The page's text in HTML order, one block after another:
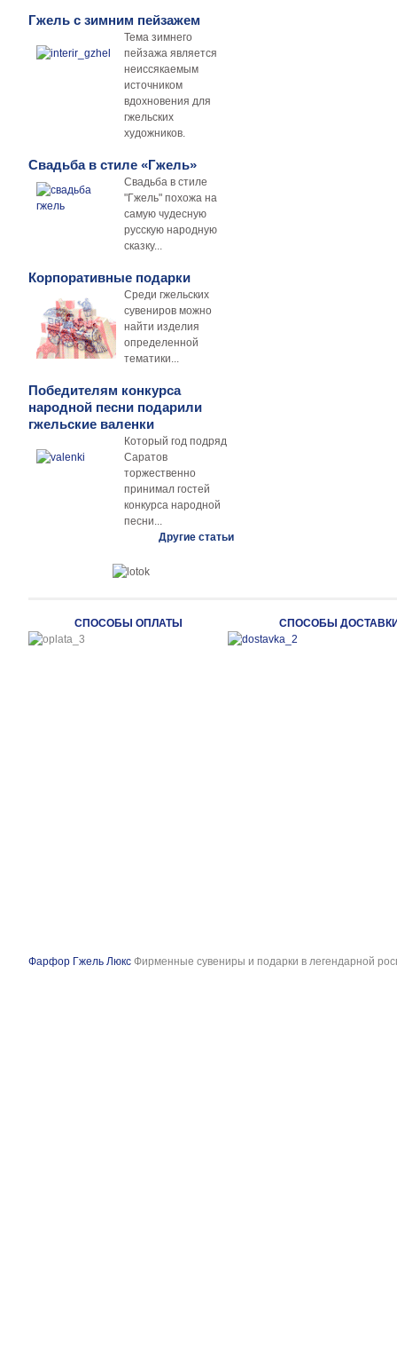
Гжель с зимним пейзажем
Тема зимнего
пейзажа является
неиссякаемым
источником
вдохновения для
гжельских
художников.
Свадьба в стиле «Гжель»
Свадьба в стиле
"Гжель" похожа на
самую чудесную
русскую народную
сказку...
Корпоративные подарки
Среди гжельских
сувениров можно
найти изделия
определенной
тематики...
Победителям конкурса
народной песни подарили
гжельские валенки
Который год подряд
Саратов
торжественно
принимал гостей
конкурса народной
песни...
Другие статьи
СПОСОБЫ ОПЛАТЫ СПОСОБЫ
Фарфор Гжель Люкс Фирменные сувениры и подарки в легендарной